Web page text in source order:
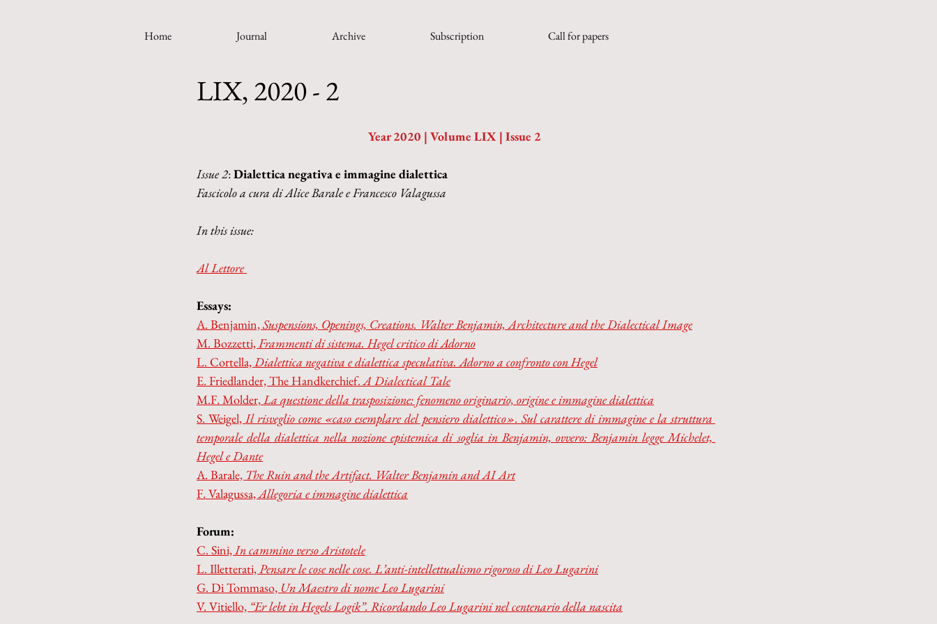
Home Journal Archive Subscription Call for papers
LIX, 2020 - 2
Year 2020 | Volume LIX | Issue 2
Issue 2: Dialettica negativa e immagine dialettica
Fascicolo a cura di Alice Barale e Francesco Valagussa
In this issue:
Al Lettore
Essays:
A. Benjamin, Suspensions, Openings, Creations. Walter Benjamin, Architecture and the Dialectical Image
M. Bozzetti, Frammenti di sistema. Hegel critico di Adorno
L. Cortella, Dialettica negativa e dialettica speculativa. Adorno a confronto con Hegel
E. Friedlander, The Handkerchief. A Dialectical Tale
M.F. Molder, La questione della trasposizione: fenomeno originario, origine e immagine dialettica
S. Weigel, Il risveglio come «caso esemplare del pensiero dialettico». Sul carattere di immagine e la struttura
temporale della dialettica nella nozione epistemica di soglia in Benjamin, ovvero: Benjamin legge Michelet,
Hegel e Dante
A. Barale, The Ruin and the Artifact. Walter Benjamin and AI Art
F. Valagussa, Allegoria e immagine dialettica
Forum:
C. Sini, In cammino verso Aristotele
L. Illetterati, Pensare le cose nelle cose. L’anti-intellettualismo rigoroso di Leo Lugarini
G. Di Tommaso, Un Maestro di nome Leo Lugarini
V. Vitiello, “Er lebt in Hegels Logik”. Ricordando Leo Lugarini nel centenario della nascita